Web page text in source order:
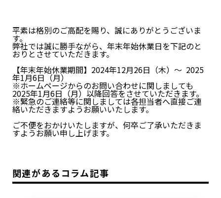
平素は格別のご高配を賜り、誠にありがとうございま
す。
弊社では誠に勝手ながら、年末年始休業日を下記のと
おりとさせていただきます。
【年末年始休業期間】2024年12月26日（木）～ 2025
年1月6日（月）
※ホームページからのお問い合わせに関しましても
2025年1月6日（月）以降回答をさせていただきます。
※緊急のご連絡等に関しましては各担当者へ直接ご連
絡いただきますようお願いいたします。
ご不便をおかけいたしますが、何卒ご了承いただきま
すようお願い申し上げます。
関連があるコラム記事